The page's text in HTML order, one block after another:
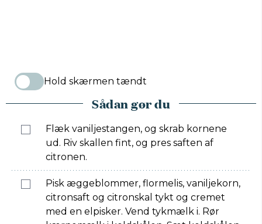
Hold skærmen tændt
Sådan gør du
Flæk vaniljestangen, og skrab kornene
ud. Riv skallen fint, og pres saften af
citronen.
Pisk æggeblommer, flormelis, vaniljekorn,
citronsaft og citronskal tykt og cremet
med en elpisker. Vend tykmælk i. Rør